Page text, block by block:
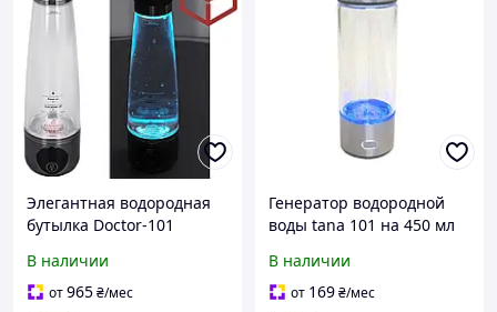
Элегантная водородная
бутылка Doctor-101
Генератор водородной
воды з мембраной DuPont
В наличии
от965₴/мес
Генератор водородной
воды tana 101 на 450 мл
В наличии
от 169₴/мес